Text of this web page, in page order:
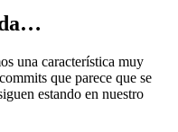
una característica muy
que parece que se
estando en nuestro